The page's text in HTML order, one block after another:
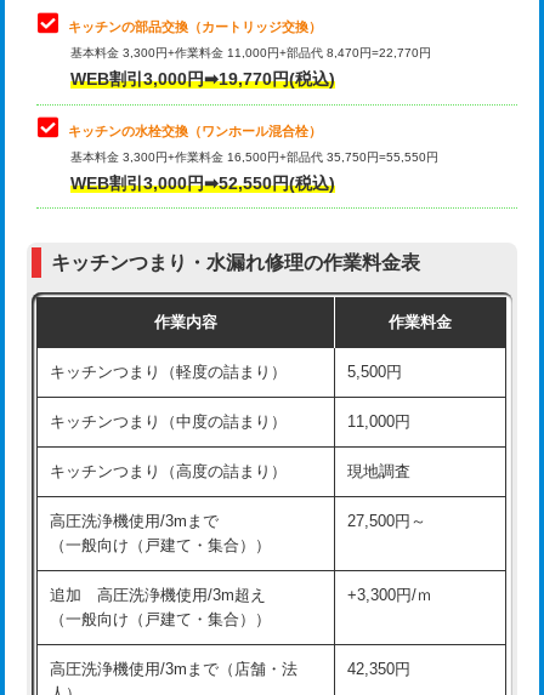
給水管工事※（塩ビ管（VP・HI）使
用/3ｍまで)
給水管工事※（塩ビ管（VP・HI）使
用（追加）/3ｍ超え)
給水管工事※（ライニング鋼管・銅
管・ポリ管・HT管使用/3ｍまで)
44,000円
管・ポリ管・HT管使用/3ｍ超え)
排水管工事（土の掘削・埋め戻し作
11,000円~
排水管工事（排水管工事/3ｍまで） 55,000円
排水管工事（追加 排水管工事/3ｍ超
+11,000円
マス交換（深さ50㎝未満）
マス交換（深さ50㎝以上） 66,000円
コンクリート斫り（厚さ10㎝まで）
理・調整・分解・加工など（中作業）
止水・漏水調査・防水処理・清掃・修
理・調整・分解・加工など（重作業）
33,000円
お風呂タンク脱着
その他部品の脱着
式・ワンホール）)
交換・取付(排水栓・排水トラップ
22,000円+材料費
持込商品取付（単水栓）
持込商品取付（混合水栓） 16,500円
キッチンの部品交換（カートリッジ交換）
基本料金 3,300円+作業料金 11,000円+部品代 8,470円=22,770円
WEB割引3,000円➡19,770円(税込)
キッチンの水栓交換（ワンホール混合栓）
基本料金 3,300円+作業料金 16,500円+部品代 35,750円=55,550円
WEB割引3,000円➡52,550円(税込)
キッチンつまり・水漏れ修理の作業料金表
作業内容 作業料金
キッチンつまり（軽度の詰まり） 5,500円
キッチンつまり（中度の詰まり） 11,000円
キッチンつまり（高度の詰まり） 現地調査
高圧洗浄機使用/3mまで
（一般向け（戸建て・集合））
27,500円～
追加 高圧洗浄機使用/3m超え
（一般向け（戸建て・集合））
+3,300円/ｍ
高圧洗浄機使用/3mまで（店舗・法
42,350円